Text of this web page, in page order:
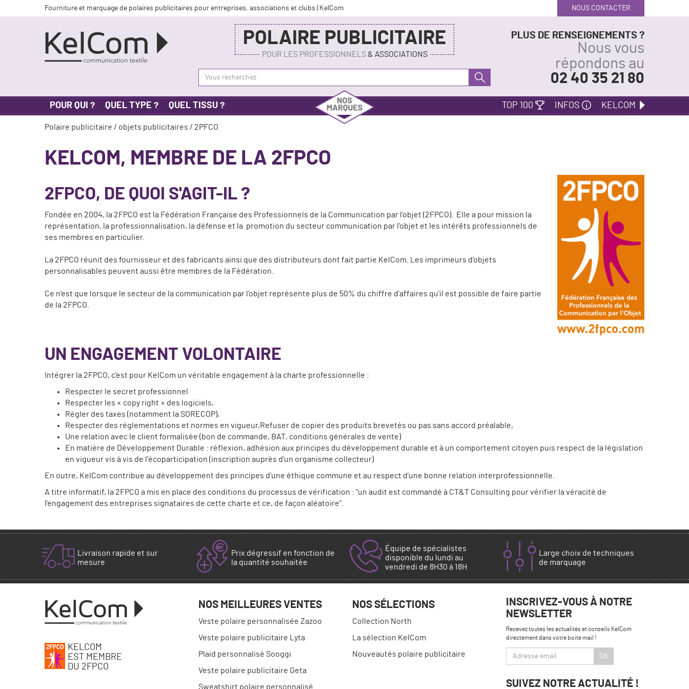
Fourniture et marquage de polaires publicitaires pour entreprises, associations et clubs | KelCom NOUS CONTACTER
PLUS DE RENSEIGNEMENTS ?
Nous vous
répondons au
02 40 35 21 80
POLAIRE PUBLICITAIRE
POUR LES PROFESSIONNELS & ASSOCIATIONS
POUR QUI ? QUEL TYPE ? QUEL TISSU ? TOP 100 INFOS KELCOM
Polaire publicitaire / objets publicitaires / 2PFCO
KELCOM, MEMBRE DE LA 2FPCO
2FPCO, DE QUOI S'AGIT-IL ?
Fondée en 2004, la 2FPCO est la Fédération Française des Professionnels de la Communication par l’objet (2FPCO). Elle a pour mission la
représentation, la professionnalisation, la défense et la promotion du secteur communication par l’objet et les intérêts professionnels de
ses membres en particulier.
La 2FPCO réunit des fournisseur et des fabricants ainsi que des distributeurs dont fait partie KelCom. Les imprimeurs d’objets
personnalisables peuvent aussi être membres de la Fédération.
Ce n'est que lorsque le secteur de la communication par l’objet représente plus de 50% du chiffre d’affaires qu'il est possible de faire partie
de la 2FPCO.
UN ENGAGEMENT VOLONTAIRE
Intégrer la 2FPCO, c'est pour KelCom un véritable engagement à la charte professionnelle :
Respecter le secret professionnel
Respecter les « copy right » des logiciels,
Régler des taxes (notamment la SORECOP),
Respecter des réglementations et normes en vigueur,Refuser de copier des produits brevetés ou pas sans accord préalable,
Une relation avec le client formalisée (bon de commande, BAT, conditions générales de vente)
En matière de Développement Durable : réflexion, adhésion aux principes du développement durable et à un comportement citoyen puis respect de la législation
en vigueur vis à vis de l’écoparticipation (inscription auprès d’un organisme collecteur)
En outre, KelCom contribue au développement des principes d’une éthique commune et au respect d’une bonne relation interprofessionnelle.
A titre informatif, la 2FPCO a mis en place des conditions du processus de vérification : "un audit est commandé à CT&T Consulting pour vérifier la véracité de
l’engagement des entreprises signataires de cette charte et ce, de façon aléatoire".
Livraison rapide et sur
mesure
Prix dégressif en fonction de
la quantité souhaitée
Équipe de spécialistes
disponible du lundi au
vendredi de 8H30 à 18H
Large choix de techniques
de marquage
KELCOM
EST MEMBRE
DU 2FPCO
NOS MEILLEURES VENTES
Veste polaire personnalisée Zazoo
Veste polaire publicitaire Lyta
Plaid personnalisé Sooggi
Veste polaire publicitaire Geta
Sweatshirt polaire personnalisé
NOS SÉLECTIONS
Collection North
La sélection KelCom
Nouveautés polaire publicitaire
INSCRIVEZ-VOUS À NOTRE
NEWSLETTER
Recevez toutes les actualités et conseils KelCom
directement dans votre boite mail !
OK
SUIVEZ NOTRE ACTUALITÉ !